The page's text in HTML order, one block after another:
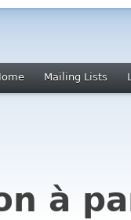
Mailing Lists
à